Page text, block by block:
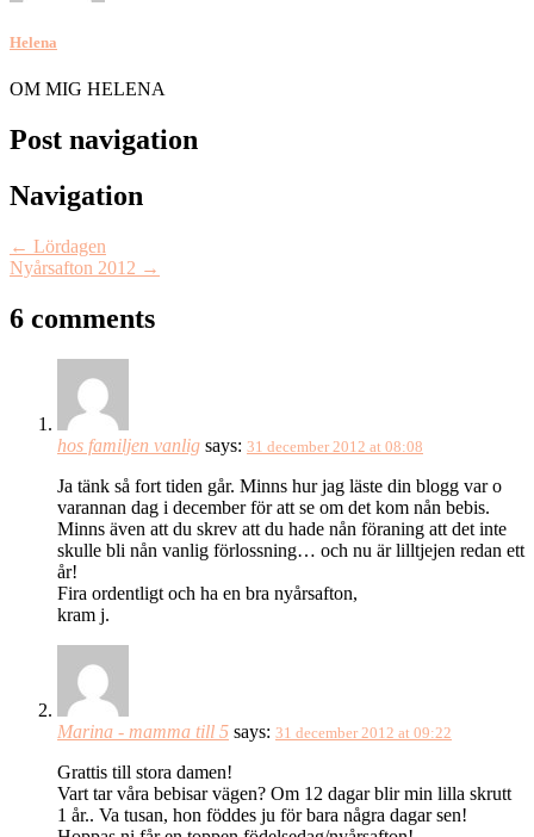
Helena
OM MIG HELENA
Post navigation
Navigation
← Lördagen
Nyårsafton 2012 →
6 comments
hos familjen vanlig says: 31 december 2012 at 08:08
Ja tänk så fort tiden går. Minns hur jag läste din blogg var o
varannan dag i december för att se om det kom nån bebis.
Minns även att du skrev att du hade nån föraning att det inte
skulle bli nån vanlig förlossning… och nu är lilltjejen redan ett
år!
Fira ordentligt och ha en bra nyårsafton,
kram j.
Marina - mamma till 5 says: 31 december 2012 at 09:22
Grattis till stora damen!
Vart tar våra bebisar vägen? Om 12 dagar blir min lilla skrutt
1 år.. Va tusan, hon föddes ju för bara några dagar sen!